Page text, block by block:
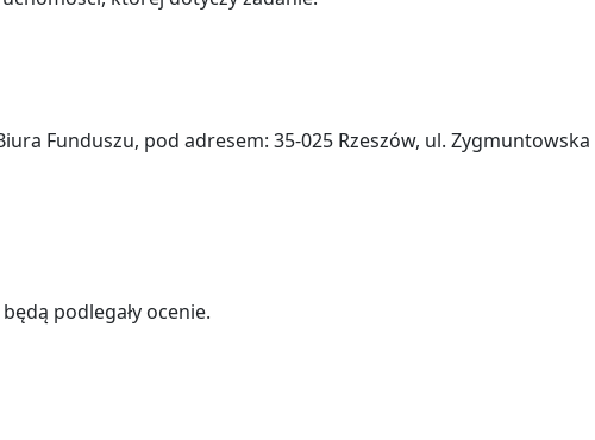
Funduszu, pod adresem: 35-025 Rzeszów, ul. Zygmuntowska
podlegały ocenie.